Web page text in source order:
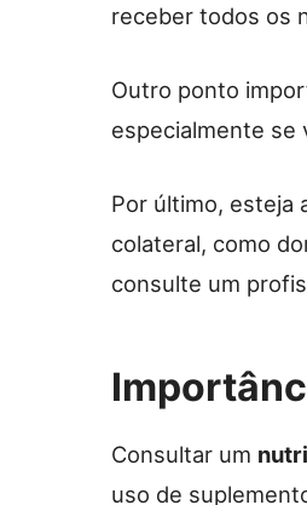
receber todos os
Outro ponto
especialmente se
Por último, esteja
colateral, como
consulte um
Consultar um
uso de